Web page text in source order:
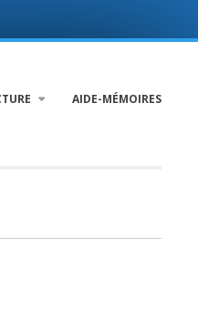
AIDE-MÉMOIRES